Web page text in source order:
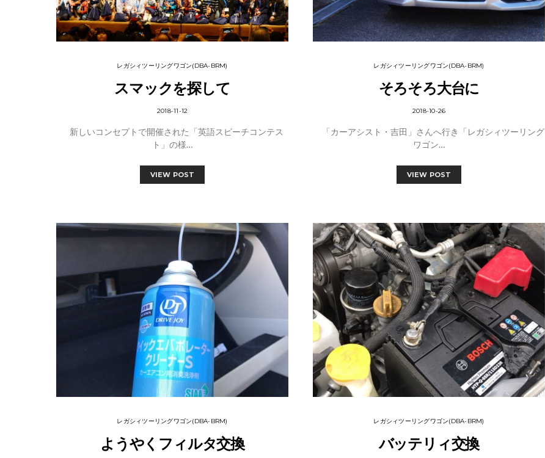
レガシィツーリングワゴン(DBA-BRM)
スマックを探して
2018-11-12
新しいコンセプトで開催された「英語スピーチコンテス
ト」の様…
VIEW POST
レガシィツーリングワゴン(DBA-BRM)
そろそろ大台に
2018-10-26
「カーアシスト・吉田」さんへ行き「レガシィツーリング
ワゴン…
VIEW POST
レガシィツーリングワゴン(DBA-BRM)
ようやくフィルタ交換
レガシィツーリングワゴン(DBA-BRM)
バッテリィ交換